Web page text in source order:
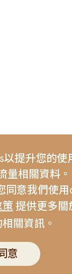
咖啡 金車集
隱私權政策
以提升您的使
量相關資料。
同意我們使
策 提供更多關
關資訊。
意